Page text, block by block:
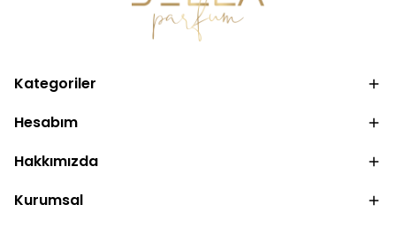
Kategoriler
Hesabım
Hakkımızda
Kurumsal